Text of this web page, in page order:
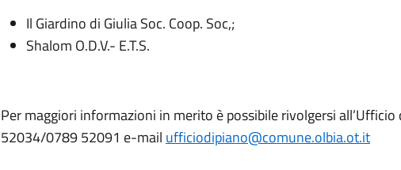
Il Giardino di Giulia Soc. Coop. Soc,;
Shalom O.D.V.- E.T.S.
Per maggiori informazioni in merito è possibile rivolgersi
52034/0789 52091 e-mail ufficiodipiano@comune.olbia.ot.it